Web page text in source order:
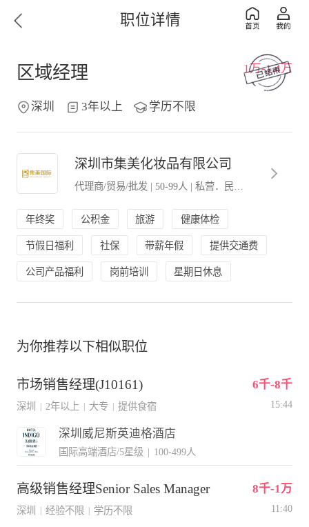
职位详情
区域经理 1万-1.4万
深圳 3年以上 学历不限
深圳市集美化妆品有限公司
代理商/贸易/批发 | 50-99人 | 私营．民营企业
年终奖 公积金 旅游 健康体检
节假日福利 社保 带薪年假 提供交通费
公司产品福利 岗前培训 星期日休息
为你推荐以下相似职位
市场销售经理(J10161) 6千-8千
深圳 2年以上 大专 提供食宿 15:44
深圳威尼斯英迪格酒店
国际高端酒店/5星级 | 100-499人
高级销售经理Senior Sales Manager 8千-1万
深圳 | 经验不限 | 学历不限 11:40